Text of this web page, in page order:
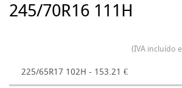
245/70R16 111H
(IVA incluído
225/65R17 102H - 153.21 €